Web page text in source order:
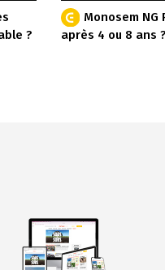
?
Monosem
après 4 ou 8 ans ?